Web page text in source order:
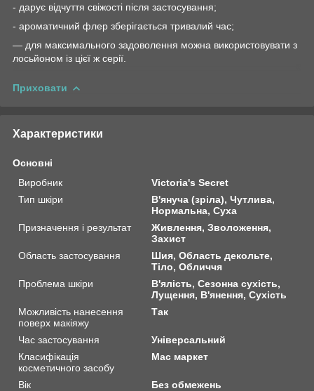
- дарує відчуття свіжості після застосування;
- ароматичний флер зберігається тривалий час;
— для максимального задоволення можна використовувати з
лосьйоном із цієї ж серії.
Приховати
Характеристики
Основні
Виробник
Victoria's Secret
Тип шкіри
В'януча (зріла), Чутлива,
Нормальна, Суха
Призначення і результат
Живлення, Зволоження,
Захист
Область застосування
Шия, Область декольте,
Тіло, Обличчя
Проблема шкіри
В'ялість, Сезонна сухість,
Лущення, В'янення, Сухість
Можливість нанесення
поверх макіяжу
Так
Час застосування
Універсальний
Класифікація
косметичного засобу
Мас маркет
Вік
Без обмежень